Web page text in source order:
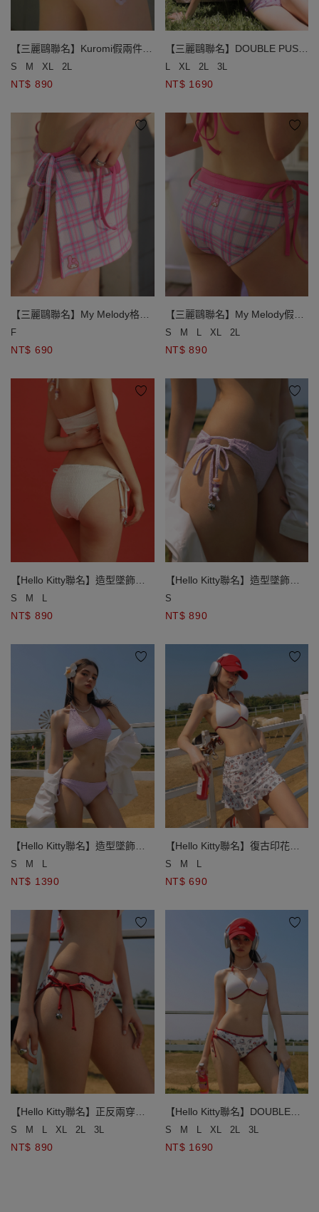
【三麗鷗聯名】Kuromi假兩件小
花格紋側綁帶泳褲
S M XL 2L
NT$ 890
【三麗鷗聯名】DOUBLE PUSH
Kuromi假兩件小花格紋雙綁帶比
L XL 2L 3L
NT$ 1690
【三麗鷗聯名】My Melody格紋
綁帶外罩短裙
F
NT$ 690
【三麗鷗聯名】My Melody假兩
件格紋側綁帶泳褲
S M L XL 2L
NT$ 890
【Hello Kitty聯名】造型墜飾串
珠側綁帶泳褲
S M L
NT$ 890
【Hello Kitty聯名】造型墜飾串
珠側綁帶泳褲
S
NT$ 890
【Hello Kitty聯名】造型墜飾串
珠綁帶比基尼
S M L
NT$ 1390
【Hello Kitty聯名】復古印花荷
葉邊泳裙
S M L
NT$ 690
【Hello Kitty聯名】正反兩穿復
古撞色側綁帶泳褲
S M L XL 2L 3L
NT$ 890
【Hello Kitty聯名】DOUBLE
PUSH終極美波撞色雙綁帶比基
S M L XL 2L 3L
NT$ 1690